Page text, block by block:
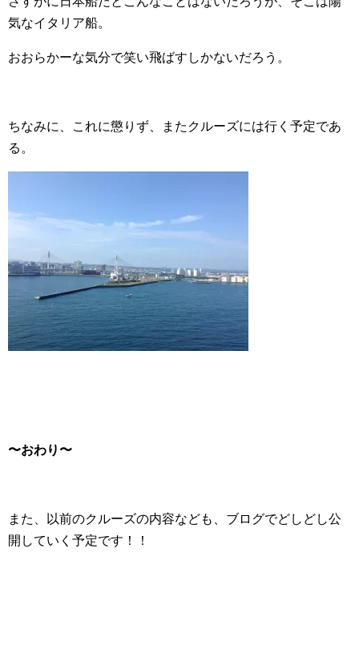
気なイタリア船。
おおらかーな気分で笑い飛ばすしかないだろう。
ちなみに、これに懲りず、またクルーズには行く予定であ
る。
〜おわり〜
また、以前のクルーズの内容なども、ブログでどしどし公
開していく予定です！！